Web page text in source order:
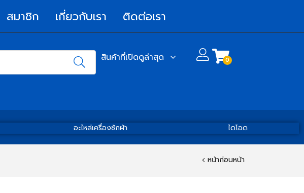
สมาชิก เกี่ยวกับเรา ติดต่อเรา
สินค้าที่เปิดดูล่าสุด 0
อะไหล่เครื่องซักผ้า ไดโอด
หน้าก่อนหน้า